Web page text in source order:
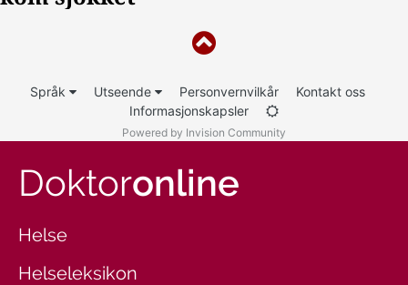
Språk Utseende Personvernvilkår
Kontakt oss
Informasjonskapsler
Powered by Invision Community
Doktoronline
Helse
Helseleksikon